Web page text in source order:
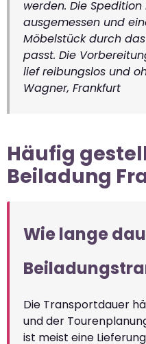
werden. Die
ausgemessen und
Möbelstück durch
passt. Die
lief reibungslos und
Wagner, Frankfurt
Häufig
Beiladung
Wie lange
Die Transportdauer
und der
ist meist eine